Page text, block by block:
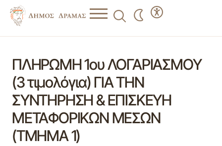
ΠΛΗΡΩΜΗ 1ου ΛΟΓΑΡΙΑΣΜΟΥ
(3 τιμολόγια) ΓΙΑ ΤΗΝ
ΣΥΝΤΗΡΗΣΗ & ΕΠΙΣΚΕΥΗ
ΜΕΤΑΦΟΡΙΚΩΝ ΜΕΣΩΝ
(ΤΜΗΜΑ 1)